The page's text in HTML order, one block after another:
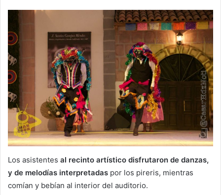
Los asistentes al recinto artístico disfrutaron de danzas,
y de melodías interpretadas por los pireris, mientras
comían y bebían al interior del auditorio.